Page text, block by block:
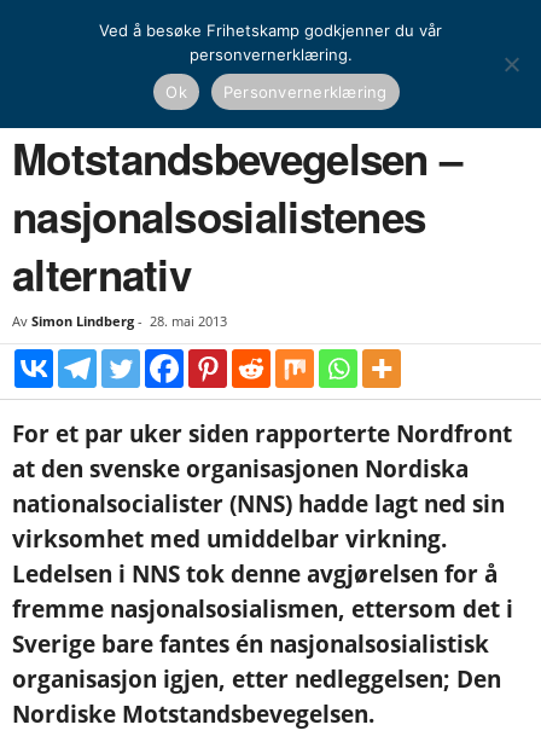
Motstandsbevegelsen – nasjonalsosialistenes alternativ
Motstandsbevegelsen –
nasjonalsosialistenes
alternativ
Av Simon Lindberg - 28. mai 2013
For et par uker siden rapporterte Nordfront
at den svenske organisasjonen Nordiska
nationalsocialister (NNS) hadde lagt ned sin
virksomhet med umiddelbar virkning.
Ledelsen i NNS tok denne avgjørelsen for å
fremme nasjonalsosialismen, ettersom det i
Sverige bare fantes én nasjonalsosialistisk
organisasjon igjen, etter nedleggelsen; Den
Nordiske Motstandsbevegelsen.
Ved å besøke Frihetskamp godkjenner du vår
personvernerklæring.
Ok
Personvernerklæring